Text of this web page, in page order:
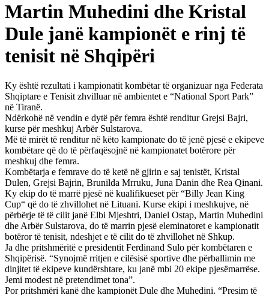
Martin Muhedini dhe Kristal
Dule janë kampionët e rinj të
tenisit në Shqipëri
Ky është rezultati i kampionatit kombëtar të organizuar nga Federata
Shqiptare e Tenisit zhvilluar në ambientet e “National Sport Park”
në Tiranë.
Ndërkohë në vendin e dytë për femra është renditur Grejsi Bajri,
kurse për meshkuj Arbër Sulstarova.
Më të mirët të renditur në këto kampionate do të jenë pjesë e ekipeve
kombëtare që do të përfaqësojnë në kampionatet botërore për
meshkuj dhe femra.
Kombëtarja e femrave do të ketë në gjirin e saj tenistët, Kristal
Dulen, Grejsi Bajrin, Brunilda Mrruku, Juna Danin dhe Rea Qinani.
Ky ekip do të marrë pjesë në kualifikueset për “Billy Jean King
Cup“ që do të zhvillohet në Lituani. Kurse ekipi i meshkujve, në
përbërje të të cilit janë Elbi Mjeshtri, Daniel Ostap, Martin Muhedini
dhe Arbër Sulstarova, do të marrin pjesë eleminatoret e kampionatit
botëror të tenisit, ndeshjet e të cilit do të zhvillohet në Shkup.
Ja dhe pritshmëritë e presidentit Ferdinand Sulo për kombëtaren e
Shqipërisë. “Synojmë rritjen e cilësisë sportive dhe përballimin me
dinjitet të ekipeve kundërshtare, ku janë mbi 20 ekipe pjesëmarrëse.
Jemi modest në pretendimet tona”.
Por pritshmëri kanë dhe kampionët Dule dhe Muhedini. “Presim të